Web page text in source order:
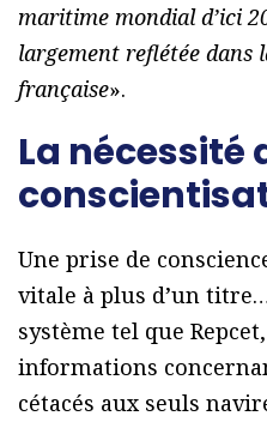
maritime mondial d’ici
largement reflétée dans
française».
La nécessité
Une prise de
vitale à plus d’un
système tel que
informations
cétacés aux seuls